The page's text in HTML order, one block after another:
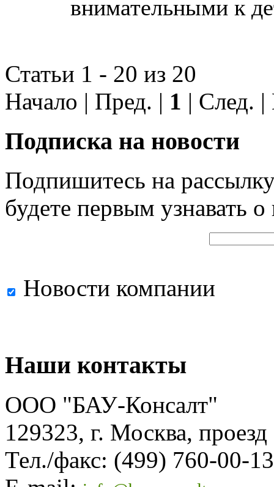
внимательными к
Статьи 1 - 20 из 20
Начало | Пред. | 1 | След.
Подписка на новости
Подпишитесь на
будете первым узнавать
Новости компании
Наши контакты
ООО "БАУ-Консалт"
129323, г. Москва,
Тел./факс: (499) 760-00-